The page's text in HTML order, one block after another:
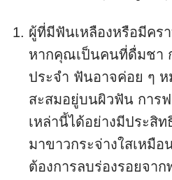
ผู้ที่มีฟันเหลืองหรือมีคร
หากคุณเป็นคนที่ดื่มชา
ประจำ ฟันอาจค่อย ๆ ห
สะสมอยู่บนผิวฟัน การ
เหล่านี้ได้อย่างมีประสิ
มาขาวกระจ่างใสเหมือ
ต้องการลบร่องรอยจา